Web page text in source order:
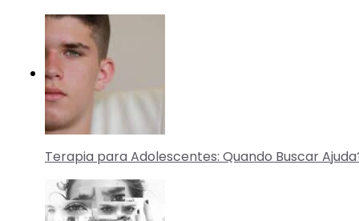
Terapia para Adolescentes: Quando Buscar